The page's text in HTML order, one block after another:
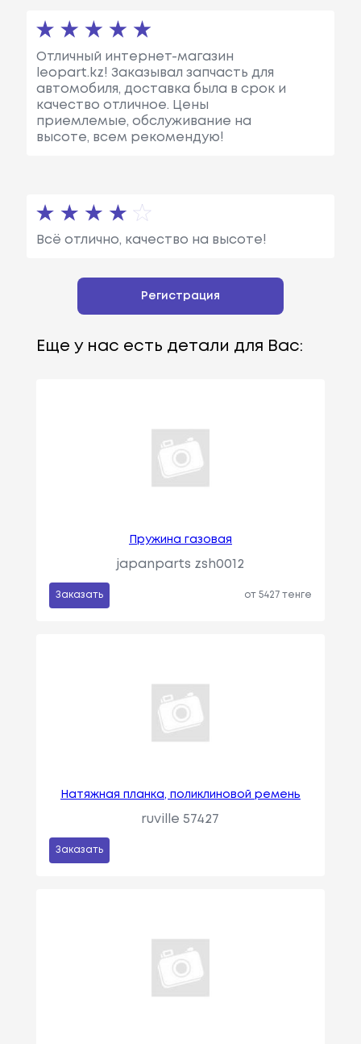
Отличный интернет-магазин
leopart.kz! Заказывал запчасть для
автомобиля, доставка была в срок и
качество отличное. Цены
приемлемые, обслуживание на
высоте, всем рекомендую!
Всё отлично, качество на высоте!
Регистрация
Еще у нас есть детали для Вас:
Пружина газовая
japanparts zsh0012
Заказать от 5427 тенге
Натяжная планка, поликлиновой ремень
ruville 57427
Заказать